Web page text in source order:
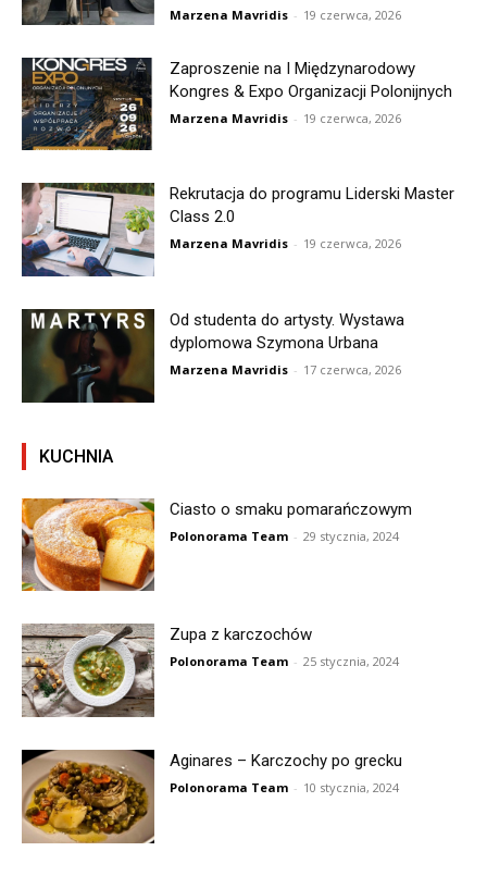
Marzena Mavridis - 19 czerwca, 2026
Zaproszenie na I Międzynarodowy
Kongres & Expo Organizacji Polonijnych
Marzena Mavridis - 19 czerwca, 2026
Rekrutacja do programu Liderski Master
Class 2.0
Marzena Mavridis - 19 czerwca, 2026
Od studenta do artysty. Wystawa
dyplomowa Szymona Urbana
Marzena Mavridis - 17 czerwca, 2026
KUCHNIA
Ciasto o smaku pomarańczowym
Polonorama Team - 29 stycznia, 2024
Zupa z karczochów
Polonorama Team - 25 stycznia, 2024
Aginares – Karczochy po grecku
Polonorama Team - 10 stycznia, 2024